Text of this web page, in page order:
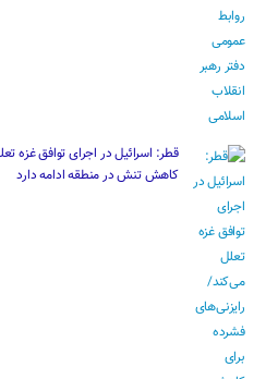
قطر: اسرائیل در اجرای توافق غزه
کاهش تنش در منطقه ادامه دارد